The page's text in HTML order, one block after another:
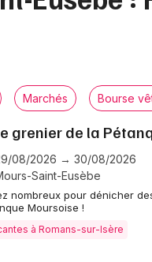
Marchés Bourse
grenier de la
08/2026 → 30/08/2026
Saint-Eusèbe
nombreux pour dénicher
Moursoise !
à Romans-sur-Isère